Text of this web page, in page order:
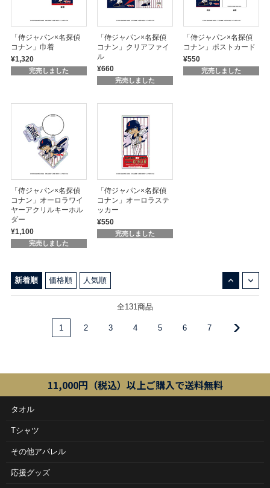
「侍ジャパン×名探偵
コナン」巾着
¥1,320
完売しました
「侍ジャパン×名探偵
コナン」クリアファイ
ル
¥660
完売しました
「侍ジャパン×名探偵
コナン」ポストカード
¥550
完売しました
「侍ジャパン×名探偵
コナン」オーロラワイ
ヤーアクリルキーホル
ダー
¥1,100
完売しました
「侍ジャパン×名探偵
コナン」オーロラステ
ッカー
¥550
完売しました
新着順 価格順 人気順
全131商品
1 2 3 4 5 6 7
11,000円（税込）以上ご購入で送料無料
タオル
Tシャツ
その他アパレル
応援グッズ